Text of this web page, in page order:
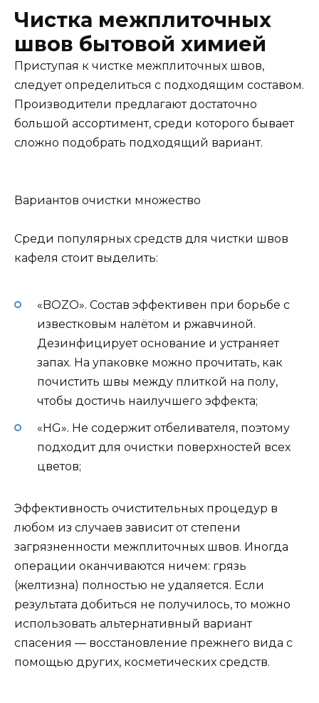
Чистка межплиточных
швов бытовой химией
Приступая к чистке межплиточных швов,
следует определиться с подходящим составом.
Производители предлагают достаточно
большой ассортимент, среди которого бывает
сложно подобрать подходящий вариант.
Вариантов очистки множество
Среди популярных средств для чистки швов
кафеля стоит выделить:
«BOZO». Состав эффективен при борьбе с
известковым налётом и ржавчиной.
Дезинфицирует основание и устраняет
запах. На упаковке можно прочитать, как
почистить швы между плиткой на полу,
чтобы достичь наилучшего эффекта;
«HG». Не содержит отбеливателя, поэтому
подходит для очистки поверхностей всех
цветов;
Эффективность очистительных процедур в
любом из случаев зависит от степени
загрязненности межплиточных швов. Иногда
операции оканчиваются ничем: грязь
(желтизна) полностью не удаляется. Если
результата добиться не получилось, то можно
использовать альтернативный вариант
спасения — восстановление прежнего вида с
помощью других, косметических средств.